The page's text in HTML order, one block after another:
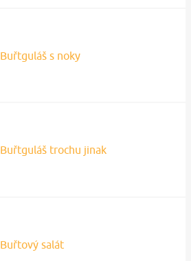
Buřtguláš s noky
Buřtguláš trochu jinak
Buřtový salát